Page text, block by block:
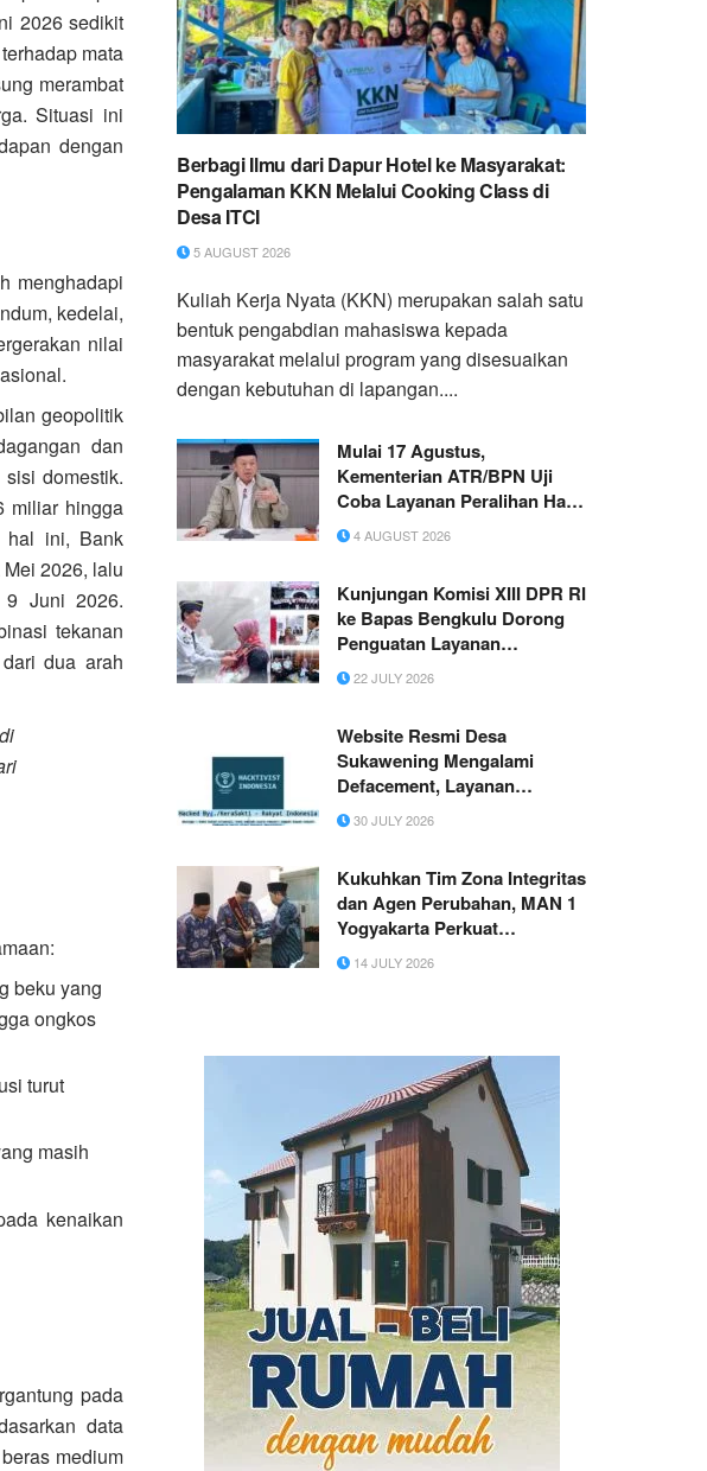
2026 sedikit
mata
merambat
Situasi ini
dengan
menghadapi
kedelai,
nilai
geopolitik
dan
domestik.
miliar hingga
hal ini, Bank
2026, lalu
9 Juni 2026.
tekanan
dua arah
beku yang
ongkos
turut
masih
kenaikan
pada
data
medium
Berbagi Ilmu dari Dapur Hotel ke Masyarakat:
Pengalaman KKN Melalui Cooking Class di
Desa ITCI
5 AUGUST 2026
Kuliah Kerja Nyata (KKN) merupakan salah satu
bentuk pengabdian mahasiswa kepada
masyarakat melalui program yang disesuaikan
dengan kebutuhan di lapangan....
Mulai 17 Agustus,
Kementerian ATR/BPN Uji
Coba Layanan Peralihan Hak
10 Hari di 15 Kantor
Pertanahan
4 AUGUST 2026
Kunjungan Komisi XIII DPR RI
ke Bapas Bengkulu Dorong
Penguatan Layanan
Pemasyarakatan yang
Berdampak bagi Masyarakat
22 JULY 2026
Website Resmi Desa
Sukawening Mengalami
Defacement, Layanan
Informasi Terganggu
30 JULY 2026
Kukuhkan Tim Zona Integritas
dan Agen Perubahan, MAN 1
Yogyakarta Perkuat
Komitmen Raih WBK dan
WBBM
14 JULY 2026